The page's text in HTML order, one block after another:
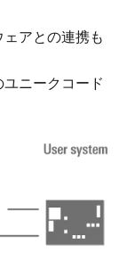
アとの連携も
ニークコード